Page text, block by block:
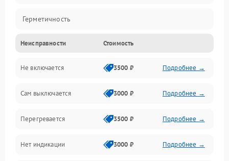
Герметичность
Механика
Неисправности Стоимость
Не включается 3500 ₽ Подробнее →
Сам выключается 3000 ₽ Подробнее →
Перегревается 3500 ₽ Подробнее →
Нет индикации 3000 ₽ Подробнее →